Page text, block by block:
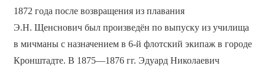
1872 года после возвращения из плавания
Э.Н. Щенснович был произведён по выпуску из училища
в мичманы с назначением в 6-й флотский экипаж в городе
Кронштадте. В 1875—1876 гг. Эдуард Николаевич